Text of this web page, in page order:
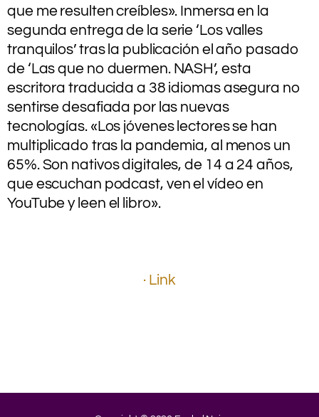
que me resulten creíbles». Inmersa en la
segunda entrega de la serie ‘Los valles
tranquilos’ tras la publicación el año pasado
de ‘Las que no duermen. NASH’, esta
escritora traducida a 38 idiomas asegura no
sentirse desafiada por las nuevas
tecnologías. «Los jóvenes lectores se han
multiplicado tras la pandemia, al menos un
65%. Son nativos digitales, de 14 a 24 años,
que escuchan podcast, ven el vídeo en
YouTube y leen el libro».
· Link